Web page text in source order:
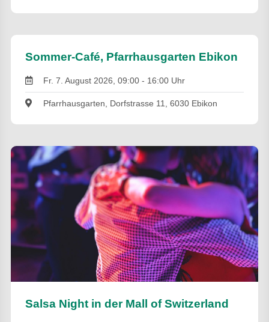
Sommer-Café, Pfarrhausgarten Ebikon
Fr. 7. August 2026, 09:00 - 16:00 Uhr
Pfarrhausgarten, Dorfstrasse 11, 6030 Ebikon
Salsa Night in der Mall of Switzerland